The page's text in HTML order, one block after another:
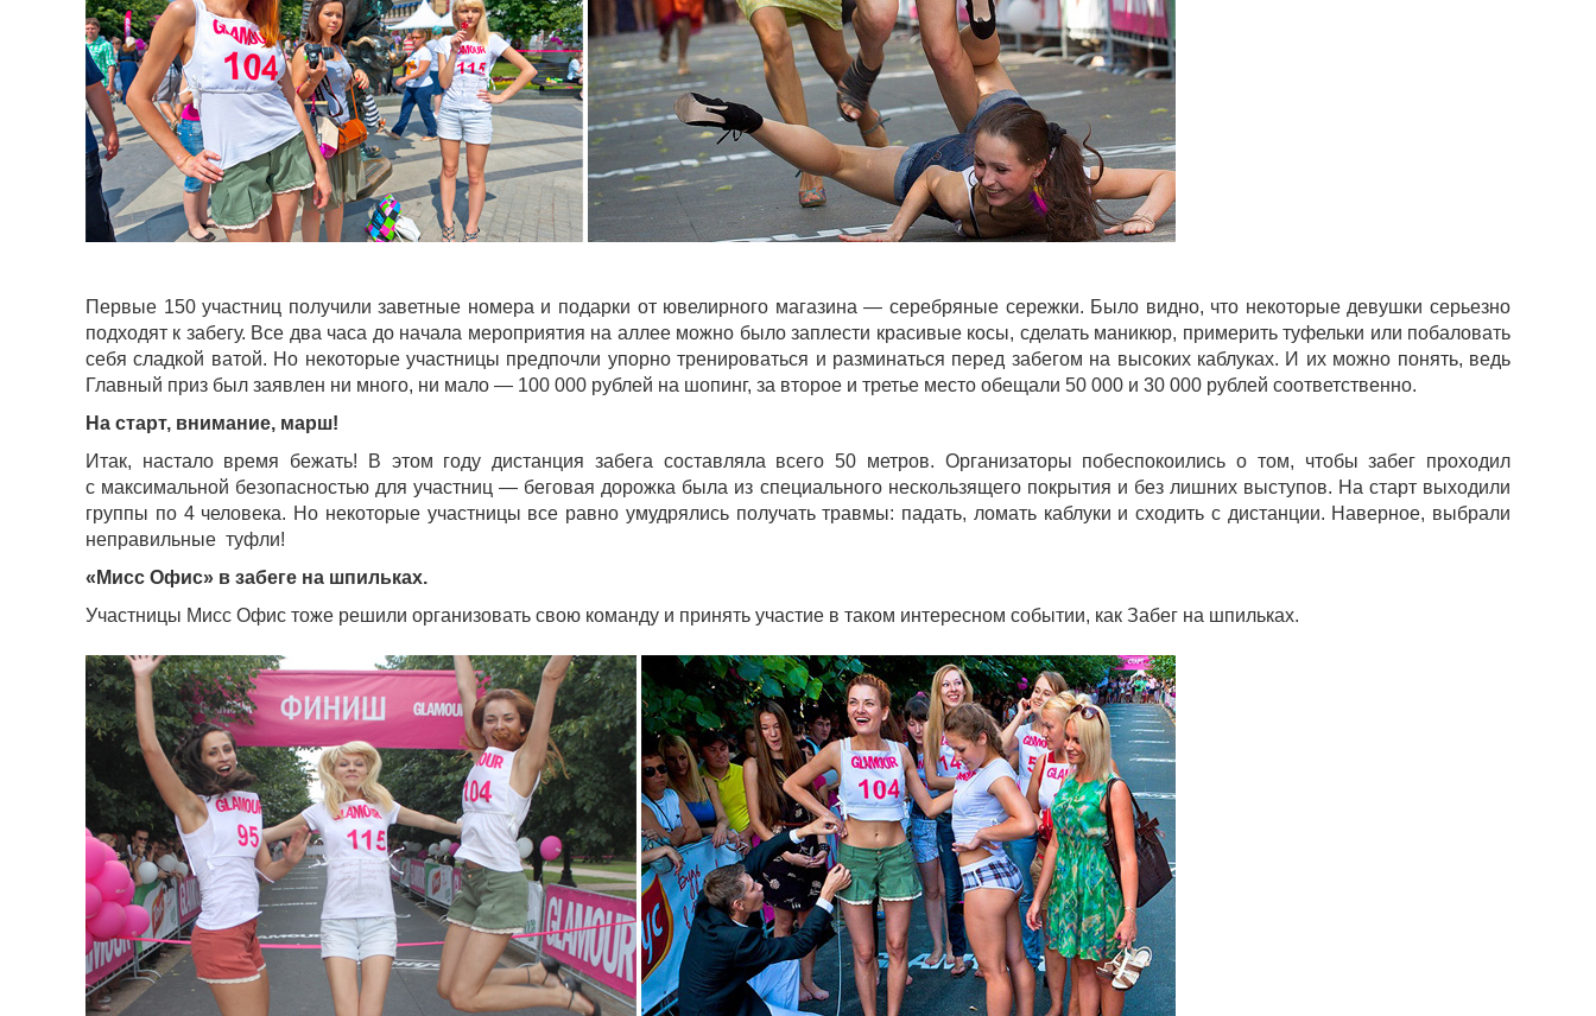
Первые 150 участниц получили заветные номера и подарки от ювелирного магазина — серебряные сережки. Было видно, что некоторые девушки серьезно
подходят к забегу. Все два часа до начала мероприятия на аллее можно было заплести красивые косы, сделать маникюр, примерить туфельки или побаловать
себя сладкой ватой. Но некоторые участницы предпочли упорно тренироваться и разминаться перед забегом на высоких каблуках. И их можно понять, ведь
Главный приз был заявлен ни много, ни мало — 100 000 рублей на шопинг, за второе и третье место обещали 50 000 и 30 000 рублей соответственно.
На старт, внимание, марш!
Итак, настало время бежать! В этом году дистанция забега составляла всего 50 метров. Организаторы побеспокоились о том, чтобы забег проходил
с максимальной безопасностью для участниц — беговая дорожка была из специального нескользящего покрытия и без лишних выступов. На старт выходили
группы по 4 человека. Но некоторые участницы все равно умудрялись получать травмы: падать, ломать каблуки и сходить с дистанции. Наверное, выбрали
неправильные туфли!
«Мисс Офис» в забеге на шпильках.
Участницы Мисс Офис тоже решили организовать свою команду и принять участие в таком интересном событии, как Забег на шпильках.